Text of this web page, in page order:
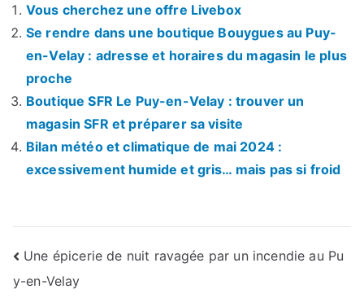
Vous cherchez une offre Livebox
Se rendre dans une boutique Bouygues au Puy-
en-Velay : adresse et horaires du magasin le plus
proche
Boutique SFR Le Puy-en-Velay : trouver un
magasin SFR et préparer sa visite
Bilan météo et climatique de mai 2024 :
excessivement humide et gris… mais pas si froid
Navigation
Une épicerie de nuit ravagée par un incendie au Pu
y-en-Velay